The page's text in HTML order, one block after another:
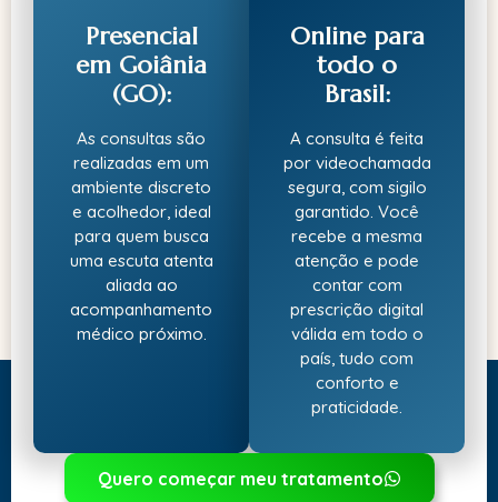
Presencial
em Goiânia
(GO):
As consultas são
realizadas em um
ambiente discreto
e acolhedor, ideal
para quem busca
uma escuta atenta
aliada ao
acompanhamento
médico próximo.
Online para
todo o
Brasil:
A consulta é feita
por videochamada
segura, com sigilo
garantido. Você
recebe a mesma
atenção e pode
contar com
prescrição digital
válida em todo o
país, tudo com
conforto e
praticidade.
Quero começar meu tratamento